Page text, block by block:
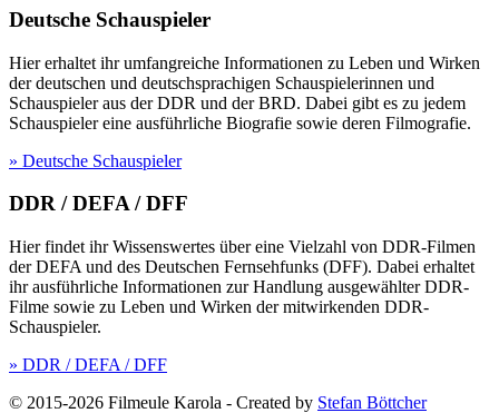
Deutsche Schauspieler
Hier erhaltet ihr umfangreiche Informationen zu Leben und Wirken
der deutschen und deutschsprachigen Schauspielerinnen und
Schauspieler aus der DDR und der BRD. Dabei gibt es zu jedem
Schauspieler eine ausführliche Biografie sowie deren Filmografie.
» Deutsche Schauspieler
DDR / DEFA / DFF
Hier findet ihr Wissenswertes über eine Vielzahl von DDR-Filmen
der DEFA und des Deutschen Fernsehfunks (DFF). Dabei erhaltet
ihr ausführliche Informationen zur Handlung ausgewählter DDR-
Filme sowie zu Leben und Wirken der mitwirkenden DDR-
Schauspieler.
» DDR / DEFA / DFF
© 2015-2026 Filmeule Karola - Created by Stefan Böttcher